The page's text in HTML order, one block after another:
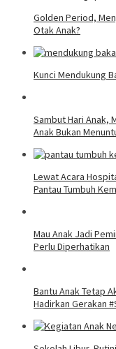
Golden Period,
Otak Anak?
Kunci Mendukung
Sambut Hari Anak,
Anak Bukan
Lewat Acara
Pantau Tumbuh
Mau Anak Jadi
Perlu Diperhatikan
Bantu Anak Tetap
Hadirkan Gerakan